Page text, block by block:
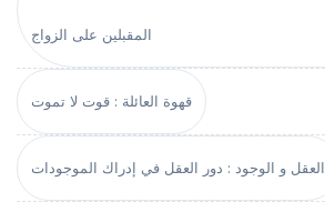
المقبلين على الزواج
قهوة العائلة : قوت لا تموت
العقل و الوجود : دور العقل في إدراك الموجودات